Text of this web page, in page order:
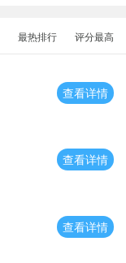
最热排行 评分最高
查看详情
查看详情
查看详情